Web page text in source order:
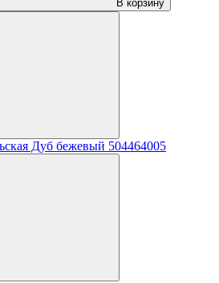
В корзину